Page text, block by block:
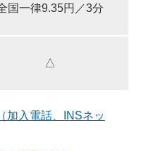
国一律9.35円／3分
△
加入電話、INSネッ